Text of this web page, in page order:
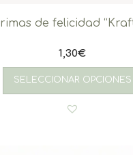
de felicidad
1,30€
SELECCIONAR OPCIONES